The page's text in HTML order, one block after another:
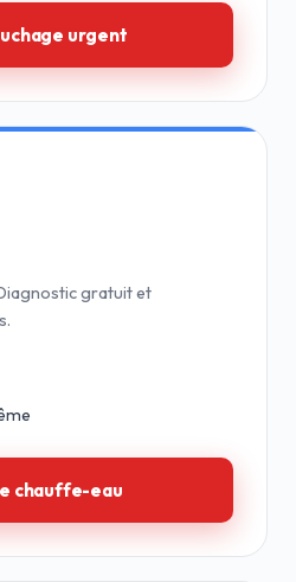
urgent
gratuit et
chauffe-eau